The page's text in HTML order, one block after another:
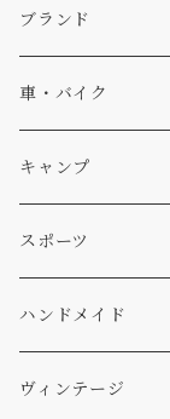
キャップ、ニット
ソックス
雑貨
ステッカー
バッグ
パンツ
ブランド
Db
サーフ
スキー
A-Frame
DOGS
WEAR
Four My Self
Ten
アメリカ軍払い下げ
車・バイク
車外
マット、シート
エアフレッシュナー
小物
キャンプ
ファニチャー
キッチン
スリーピング
スポーツ
サーフ
スキー
ハンドメイド
ステッカー
ヴィンテージ